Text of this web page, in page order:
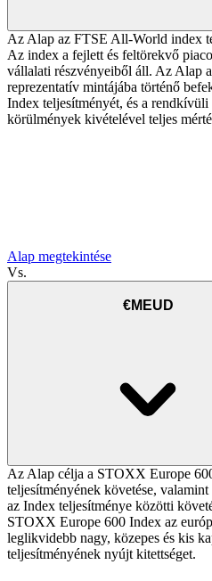
Az Alap az FTSE All-World index
Az index a fejlett és feltörekvő
vállalati részvényeiből áll. Az Alap
reprezentatív mintájába történő
Index teljesítményét, és a
körülmények kivételével teljes
Alap megtekintése
Vs.
€MEUD
Az Alap célja a STOXX Europe
teljesítményének követése, valamint
az Index teljesítménye közötti
STOXX Europe 600 Index az
leglikvidebb nagy, közepes és kis
teljesítményének nyújt kitettséget.